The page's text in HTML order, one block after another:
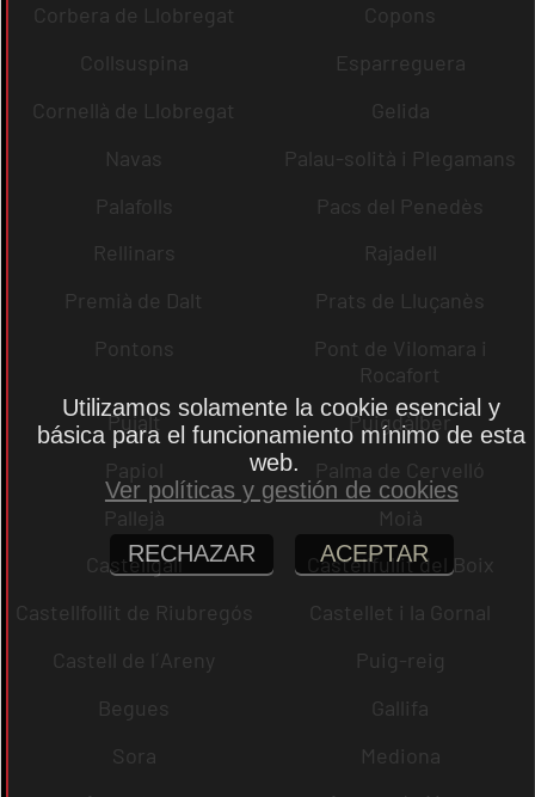
Corbera de Llobregat
Copons
Collsuspina
Esparreguera
Cornellà de Llobregat
Gelida
Navas
Palau-solità i Plegamans
Palafolls
Pacs del Penedès
Rellinars
Rajadell
Premià de Dalt
Prats de Lluçanès
Pontons
Pont de Vilomara i
Rocafort
Pujalt
Puigdàlber
Papiol
Palma de Cervelló
Pallejà
Moià
Castellgalí
Castellfullit del Boix
Castellfollit de Riubregós
Castellet i la Gornal
Castell de l´Areny
Puig-reig
Begues
Gallifa
Sora
Mediona
Utilizamos solamente la cookie esencial y
básica para el funcionamiento mínimo de esta
web.
Ver políticas y gestión de cookies
RECHAZAR ACEPTAR